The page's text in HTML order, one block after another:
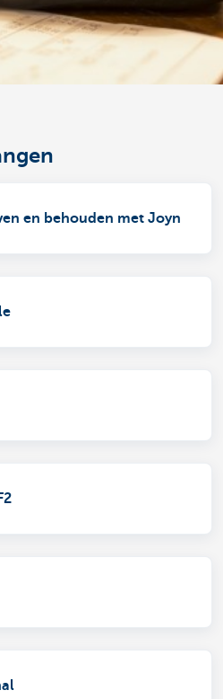
en behouden met Joyn